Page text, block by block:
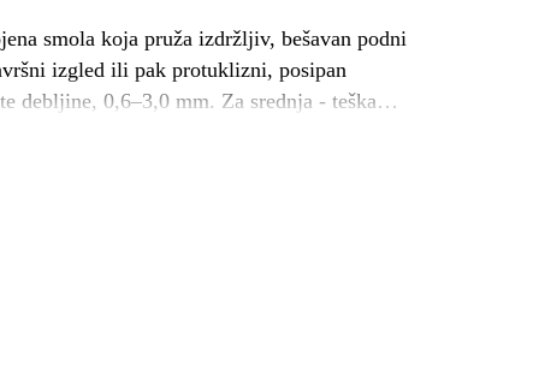
smola koja pruža izdržljiv, bešavan podni
izgled ili pak protuklizni, posipan
debljine, 0,6–3,0 mm. Za srednja - teška